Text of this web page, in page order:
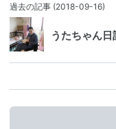
過去の記事 (2018-09-16)
うたちゃん